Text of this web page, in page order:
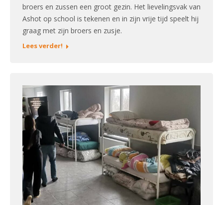
broers en zussen een groot gezin. Het lievelingsvak van
Ashot op school is tekenen en in zijn vrije tijd speelt hij
graag met zijn broers en zusje.
Lees verder!